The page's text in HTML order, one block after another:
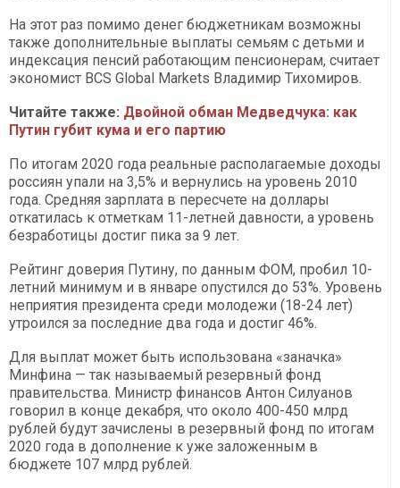
На этот раз помимо денег бюджетникам возможны
также дополнительные выплаты семьям с детьми и
индексация пенсий работающим пенсионерам, считает
экономист BCS Global Markets Владимир Тихомиров.
Читайте также: Двойной обман Медведчука: как
Путин губит кума и его партию​​​​​​​
По итогам 2020 года реальные располагаемые доходы
россиян упали на 3,5% и вернулись на уровень 2010
года. Средняя зарплата в пересчете на доллары
откатилась к отметкам 11-летней давности, а уровень
безработицы достиг пика за 9 лет.
Рейтинг доверия Путину, по данным ФОМ, пробил 10-
летний минимум и в январе опустился до 53%. Уровень
неприятия президента среди молодежи (18-24 лет)
утроился за последние два года и достиг 46%.
Для выплат может быть использована «заначка»
Минфина — так называемый резервный фонд
правительства. Министр финансов Антон Силуанов
говорил в конце декабря, что около 400-450 млрд
рублей будут зачислены в резервный фонд по итогам
2020 года в дополнение к уже заложенным в
бюджете 107 млрд рублей.